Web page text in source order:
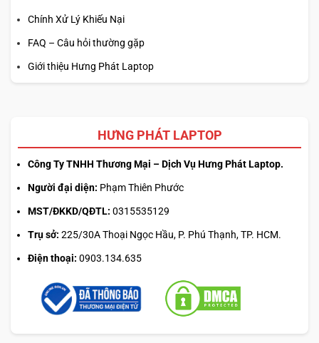
AI Noise Reduction vàWindows Studio Effects
âm chính xác, hạn chế tạp âm, đảm bảo mọi cuộc trò
chuyện diễn ra liền mạch và chuyên nghiệp ngay cả khi
Không chỉ tập trung vào hình ảnh,HP OmniBook 5
Chính Xử Lý Khiếu Nại
FAQ – Câu hỏi thường gặp
Giới thiệu Hưng Phát Laptop
HƯNG PHÁT LAPTOP
Công Ty TNHH Thương Mại – Dịch Vụ Hưng Phát Laptop.
Người đại diện: Phạm Thiên Phước
MST/ĐKKD/QĐTL: 0315535129
Trụ sở: 225/30A Thoại Ngọc Hầu, P. Phú Thạnh, TP. HCM.
Điện thoại: 0903.134.635